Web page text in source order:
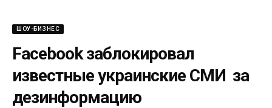
ШОУ-БИЗНЕС
Facebook заблокировал
известные украинские СМИ за
дезинформацию